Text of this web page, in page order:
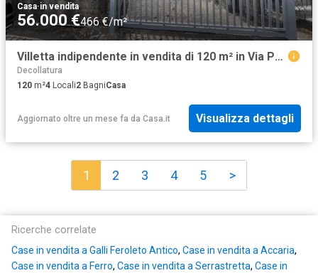
Casa·in vendita
56.000 €466 €/m²
Villetta indipendente in vendita di 120 m² in Via Provinciale, 40
Decollatura
120 m²4 Locali2 BagniCasa
Aggiornato oltre un mese fa da Casa.it Visualizza dettagli
1 2 3 4 5 >
Ricerche correlate
Case in vendita a Galli Feroleto Antico, Case in vendita a Accaria,
Case in vendita a Ferro, Case in vendita a Serrastretta, Case in